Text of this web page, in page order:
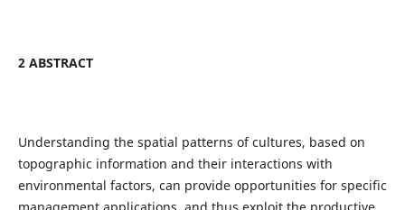
2 ABSTRACT
Understanding the spatial patterns of cultures, based on
topographic information and their interactions with
environmental factors, can provide opportunities for specific